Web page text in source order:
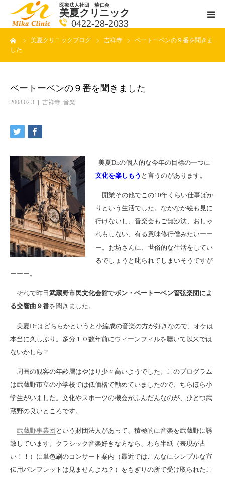
医療法人社団 華仁会
美夏クリニック
0422-28-2033
美夏クリニックブログ 吉祥寺
ベートーベンの９番を聞きま
した
ベートーベンの９番を聞きました
2008.02.3 吉祥寺, 音楽
美夏Dr.の個人的な今年の目標の一つに
文化を楽しもう と言うのがあります。
開業その他でこの10年くらい仕事ばか
りという生活でした。なかなか絵も見に
行けないし、音楽会もご無沙汰、おしゃ
れもしない、有る意味修行僧みたいーー
ー。お坊さんに、世俗的な生活をしてい
るでしょうと叱られてしまいそうですが
ーーー。
それで昨日 武蔵野市民文化会館でボン・ベートーベン管弦楽団によ
る交響曲９番を聞きました。
美夏Dr.はどちらかというと小編成の音楽の方が好きなので、オケは
本当に久しぶり。多分１０数年前にウィーンフィルを聴いて以来では
ないかしら？
周囲の観客の年齢層はやはり少々高いようでした。このプログラム
は武蔵野市立の小学校では低価格で勧めていましたので、ちらほら小
学生がいました。文化やスポーツの機会がふんだんなのが、ひとつ武
蔵野の良いところです。
武蔵野事業団 という財団法人があって、積極的に音楽を武蔵野に誘
致しています。クラシック音楽好きな方なら、わら半紙（表現が古
い！！）に単色刷のコンサート案内（最近ではこんなにシンプルな宣
伝用パンフレットは見ませんよね？）をもぎりの所で受け取られたこ
医師紹介
クリニックの紹介
アクセス
メールで相談
ブログ一覧ページ
料金一覧 new